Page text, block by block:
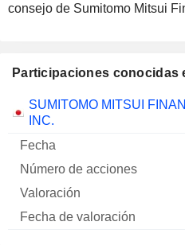
consejo de Sumitomo Mitsui
Participaciones conocidas
Número
SUMITOMO MITSUI
INC.